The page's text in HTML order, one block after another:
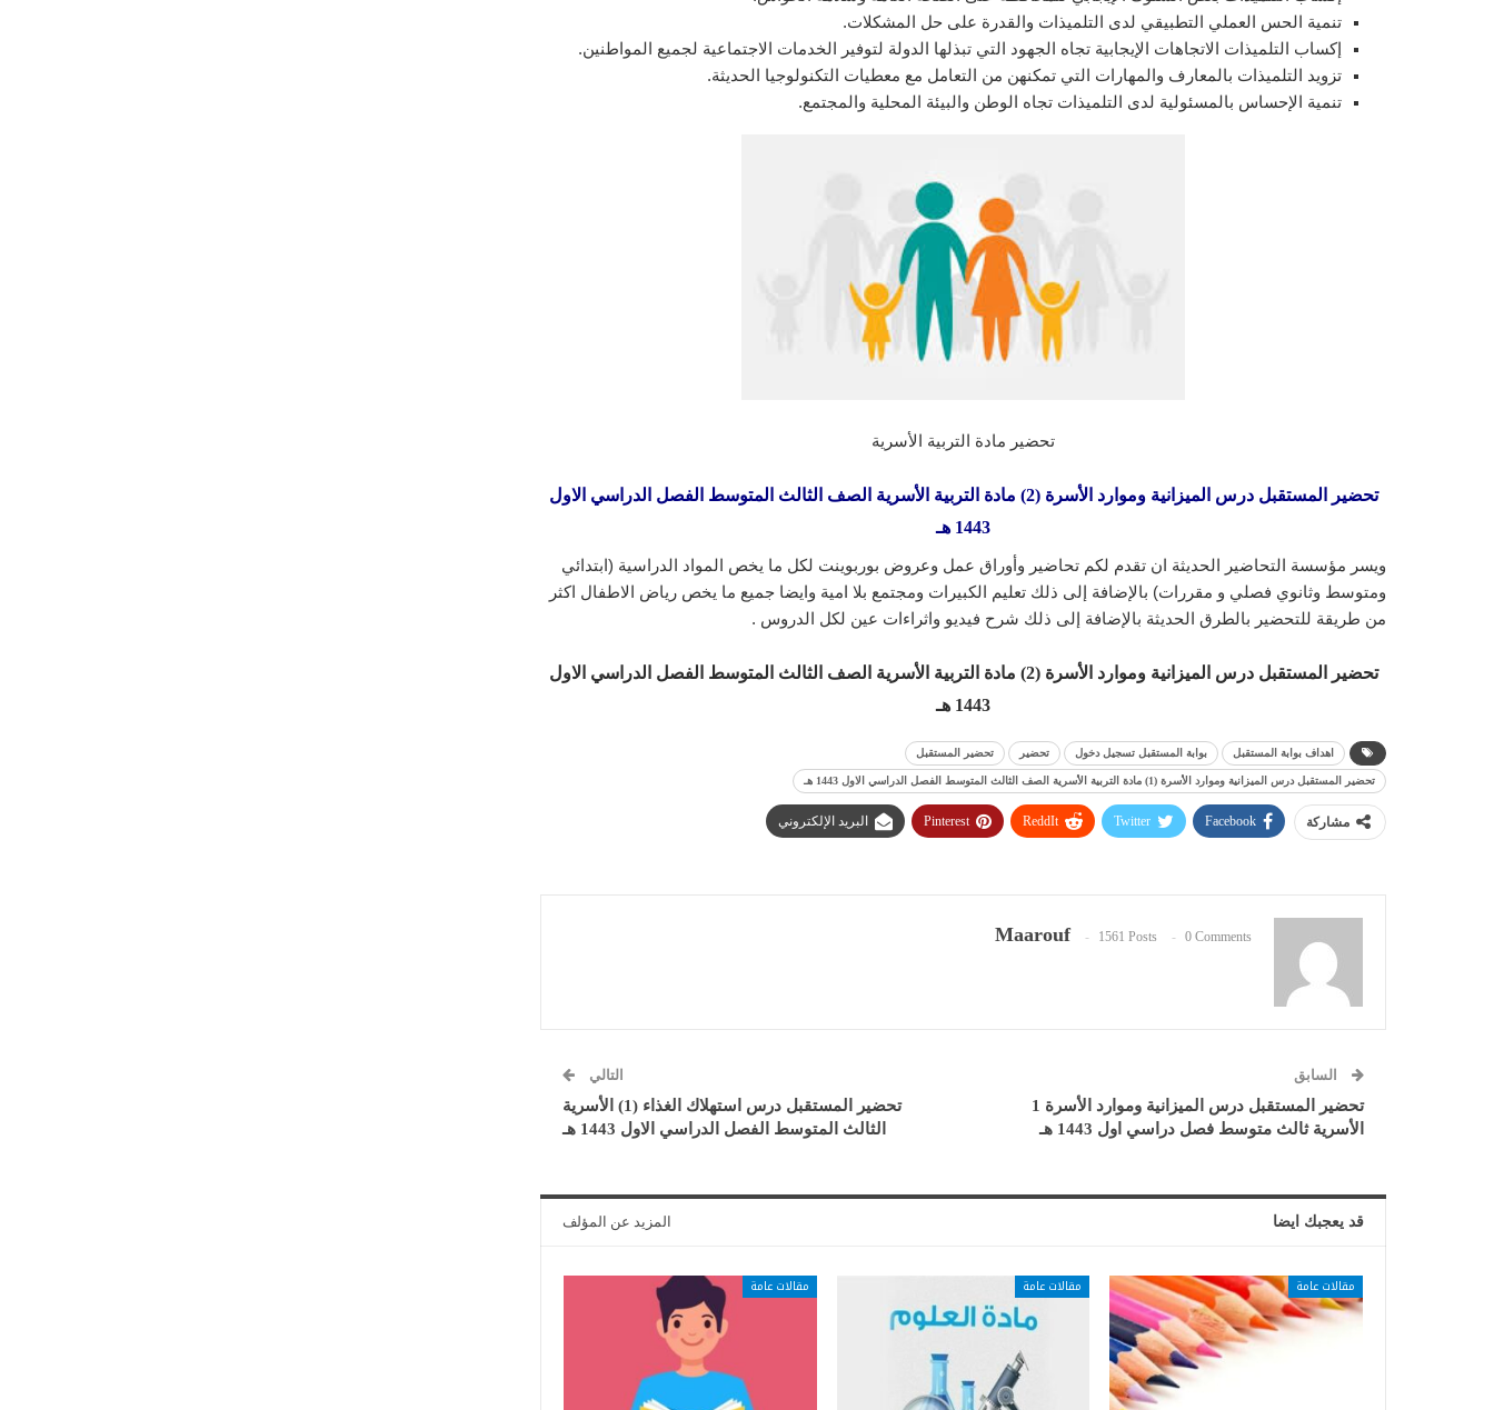
تنمية الحس العملي التطبيقي لدى التلميذات والقدرة على حل المشكلات.
إكساب التلميذات الاتجاهات الإيجابية تجاه الجهود التي تبذلها الدولة لتوفير الخدمات الاجتماعية لجميع المواطنين.
تزويد التلميذات بالمعارف والمهارات التي تمكنهن من التعامل مع معطيات التكنولوجيا الحديثة.
تنمية الإحساس بالمسئولية لدى التلميذات تجاه الوطن والبيئة المحلية والمجتمع.
تحضير مادة التربية الأسرية
تحضير المستقبل درس الميزانية وموارد الأسرة (2) مادة التربية الأسرية الصف الثالث المتوسط الفصل الدراسي الاول
1443 هـ
ويسر مؤسسة التحاضير الحديثة ان تقدم لكم تحاضير وأوراق عمل وعروض بوربوينت لكل ما يخص المواد الدراسية (ابتدائي
ومتوسط وثانوي فصلي و مقررات) بالإضافة إلى ذلك تعليم الكبيرات ومجتمع بلا امية وايضا جميع ما يخص رياض الاطفال اكثر
من طريقة للتحضير بالطرق الحديثة بالإضافة إلى ذلك شرح فيديو واثراءات عين لكل الدروس .
تحضير المستقبل درس الميزانية وموارد الأسرة (2) مادة التربية الأسرية الصف الثالث المتوسط الفصل الدراسي الاول
1443 هـ
اهداف بوابة المستقبل بوابة المستقبل تسجيل دخول تحضير تحضير المستقبل
تحضير المستقبل درس الميزانية وموارد الأسرة (1) مادة التربية الأسرية الصف الثالث المتوسط الفصل الدراسي الاول 1443 هـ
مشاركة Facebook
Twitter
ReddIt
Pinterest البريد الإلكتروني
Maarouf 1561 Posts 0 Comments
السابق
تحضير المستقبل درس الميزانية وموارد الأسرة 1
الأسرية ثالث متوسط فصل دراسي اول 1443 هـ
التالي
تحضير المستقبل درس استهلاك الغذاء (1) الأسرية
الثالث المتوسط الفصل الدراسي الاول 1443 هـ
قد يعجبك ايضا المزيد عن المؤلف
مقالات عامة مقالات عامة مقالات عامة